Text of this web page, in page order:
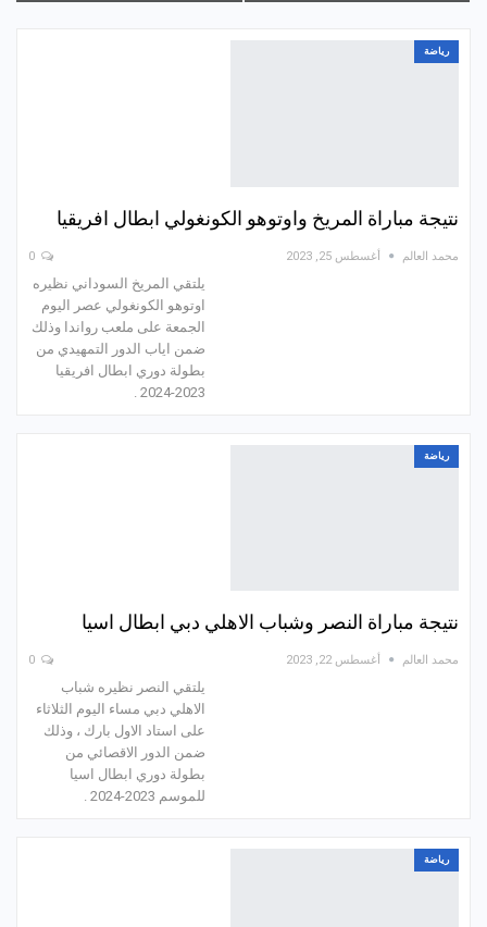
رياضة
نتيجة مباراة المريخ واوتوهو الكونغولي ابطال افريقيا
محمد العالم أغسطس 25, 2023
يلتقي المريخ السوداني نظيره
اوتوهو الكونغولي عصر اليوم
الجمعة على ملعب رواندا وذلك
ضمن اياب الدور التمهيدي من
بطولة دوري ابطال افريقيا
2023-2024 .
رياضة
نتيجة مباراة النصر وشباب الاهلي دبي ابطال اسيا
محمد العالم أغسطس 22, 2023
يلتقي النصر نظيره شباب
الاهلي دبي مساء اليوم الثلاثاء
على استاد الاول بارك ، وذلك
ضمن الدور الاقصائي من
بطولة دوري ابطال اسيا
للموسم 2023-2024 .
رياضة